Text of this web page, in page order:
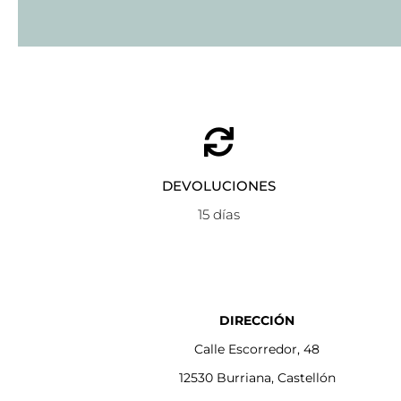
DEVOLUCIONES
15 días
DIRECCIÓN
Calle Escorredor, 48
12530 Burriana, Castellón